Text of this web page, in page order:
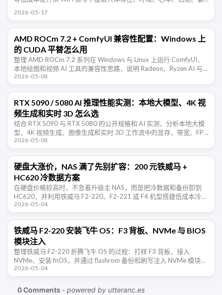
2026-05-17
AMD ROCm 7.2 + ComfyUI 兼容性配置：Windows 上
的 CUDA 平替怎么用
整理 AMD ROCm 7.2 系列在 Windows 与 Linux 上运行 ComfyUI、
本地绘图和视频 AI 工具的兼容性思路，说明 Radeon、Ryzen AI 与
CUDA 平替路线的取 …
2026-05-08
RTX 5090 / 5080 AI 推理性能实测：本地大模型、4K 视
频生成和实时 3D 怎么选
结合 RTX 5090 与 RTX 5080 的公开规格和 AI 实测，分析本地大模
型、4K 视频生成、图像生成和实时 3D 工作流中的显存、带宽、FP4
与软件生态取舍。
2026-05-08
硬盘大涨价，NAS 满了先别扩容：200 元铁威马 +
HC620 冷数据方案
在硬盘价格较高时，不急着升级主 NAS，而是把冷数据和备份卸到
HC620，并利用铁威马 F2-220、F2-221 或 F4 机型搭建低成本冷数
据节点。
2026-05-04
铁威马 F2-220 安装飞牛 OS：F3 背板、NVMe 与 BIOS
模块注入
整理铁威马 F2-220 折腾飞牛 OS 的过程：打样 F3 背板、接入
NVMe、安装 fnOS，并通过 flashrom 备份和刷写注入 NVMe 模块后
的 BIOS。
2026-05-04